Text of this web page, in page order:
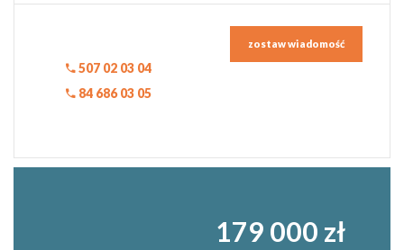
507 02 03 04
84 686 03 05
zostaw wiadomość
179 000 zł